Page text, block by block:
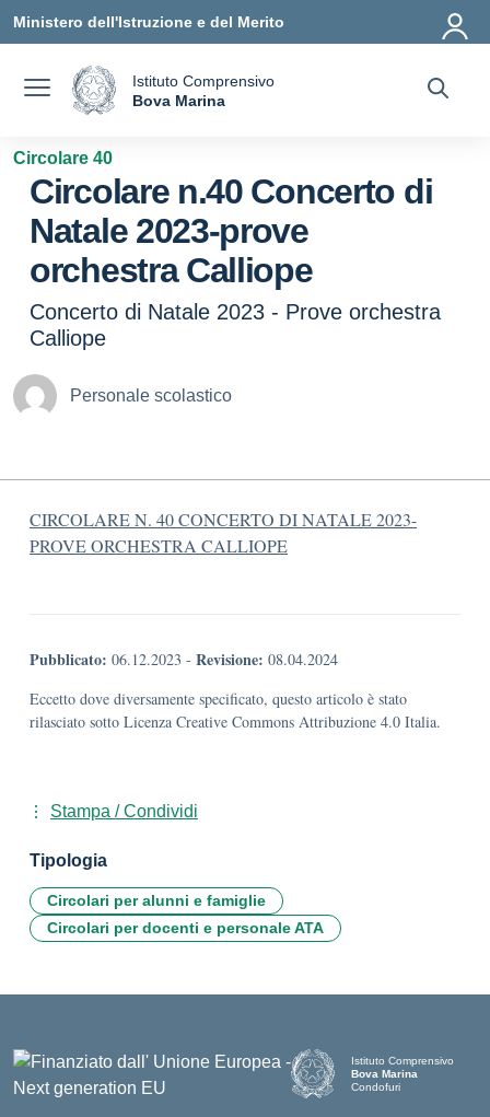
Ministero dell'Istruzione e del Merito
Istituto Comprensivo
Bova Marina
Circolare 40
Circolare n.40 Concerto di
Natale 2023-prove
orchestra Calliope
Concerto di Natale 2023 - Prove orchestra
Calliope
Personale scolastico
CIRCOLARE N. 40 CONCERTO DI NATALE 2023-
PROVE ORCHESTRA CALLIOPE
Pubblicato: 06.12.2023 - Revisione: 08.04.2024
Eccetto dove diversamente specificato, questo articolo è stato
rilasciato sotto Licenza Creative Commons Attribuzione 4.0 Italia.
Stampa / Condividi
Tipologia
Circolari per alunni e famiglie
Circolari per docenti e personale ATA
Istituto Comprensivo
Bova Marina
Condofuri